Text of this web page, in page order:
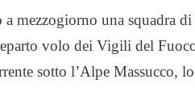
mezzogiorno una squadra
volo dei Vigili del
sotto l’Alpe Massucco,